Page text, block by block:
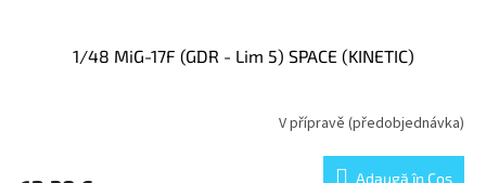
1/48 MiG-17F (GDR - Lim 5) SPACE (KINETIC)
V přípravě (předobjednávka)
Adaugă în Coş